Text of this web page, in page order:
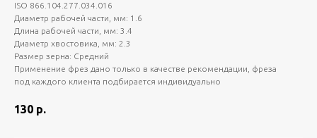
ISO 866.104.277.034.016
Диаметр рабочей части, мм: 1.6
Длина рабочей части, мм: 3.4
Диаметр хвостовика, мм: 2.3
Размер зерна: Средний
Применение фрез дано только в качестве рекомендации, фреза
под каждого клиента подбирается индивидуально
130 р.